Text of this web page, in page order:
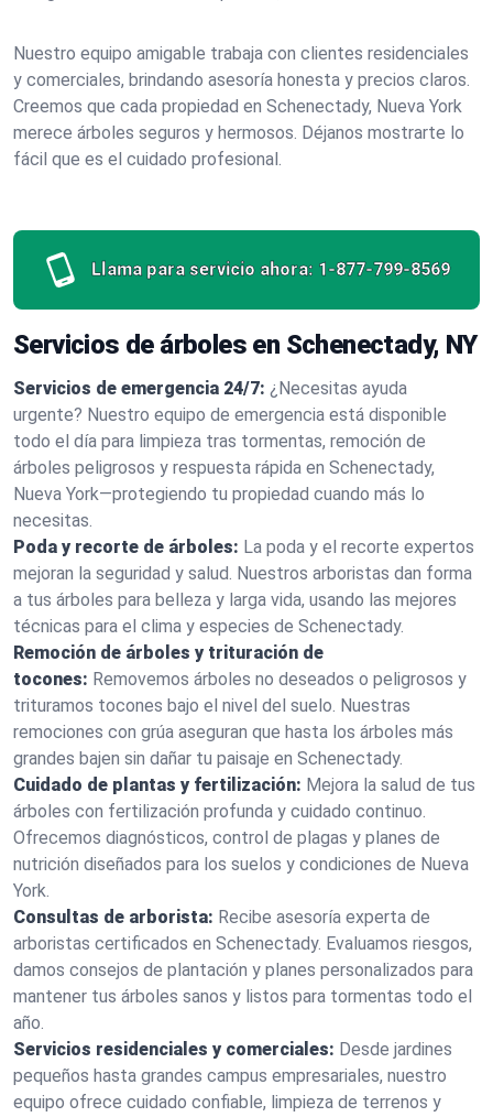
Nuestro equipo amigable trabaja con clientes residenciales
y comerciales, brindando asesoría honesta y precios claros.
Creemos que cada propiedad en Schenectady, Nueva York
merece árboles seguros y hermosos. Déjanos mostrarte lo
fácil que es el cuidado profesional.
Llama para servicio ahora: 1-877-799-8569
Servicios de árboles en Schenectady, NY
Servicios de emergencia 24/7: ¿Necesitas ayuda
urgente? Nuestro equipo de emergencia está disponible
todo el día para limpieza tras tormentas, remoción de
árboles peligrosos y respuesta rápida en Schenectady,
Nueva York—protegiendo tu propiedad cuando más lo
necesitas.
Poda y recorte de árboles: La poda y el recorte expertos
mejoran la seguridad y salud. Nuestros arboristas dan forma
a tus árboles para belleza y larga vida, usando las mejores
técnicas para el clima y especies de Schenectady.
Remoción de árboles y trituración de
tocones: Removemos árboles no deseados o peligrosos y
trituramos tocones bajo el nivel del suelo. Nuestras
remociones con grúa aseguran que hasta los árboles más
grandes bajen sin dañar tu paisaje en Schenectady.
Cuidado de plantas y fertilización: Mejora la salud de tus
árboles con fertilización profunda y cuidado continuo.
Ofrecemos diagnósticos, control de plagas y planes de
nutrición diseñados para los suelos y condiciones de Nueva
York.
Consultas de arborista: Recibe asesoría experta de
arboristas certificados en Schenectady. Evaluamos riesgos,
damos consejos de plantación y planes personalizados para
mantener tus árboles sanos y listos para tormentas todo el
año.
Servicios residenciales y comerciales: Desde jardines
pequeños hasta grandes campus empresariales, nuestro
equipo ofrece cuidado confiable, limpieza de terrenos y